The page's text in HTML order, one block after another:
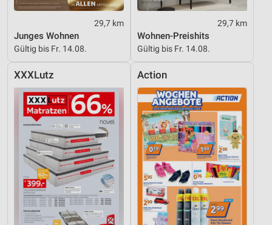
29,7 km
Junges Wohnen
Gültig bis Fr. 14.08.
29,7 km
Wohnen-Preishits
Gültig bis Fr. 14.08.
XXXLutz Action